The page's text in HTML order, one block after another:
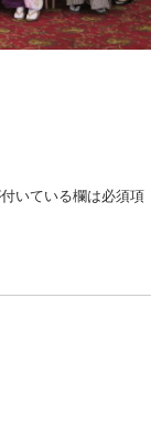
いている欄は必須項